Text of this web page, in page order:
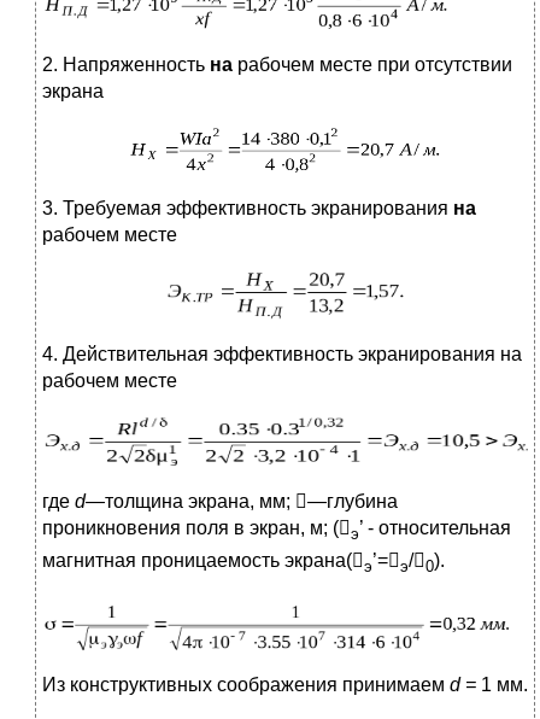
2. Напряженность на рабочем месте при отсутствии
экрана
3. Требуемая эффективность экранирования на
рабочем месте
4. Действительная эффективность экранирования на
рабочем месте
где d—толщина экрана, мм; —глубина
проникновения поля в экран, м; (э’ - относительная
магнитная проницаемость экрана(э’=э/0).
Из конструктивных соображения принимаем d= 1 мм.